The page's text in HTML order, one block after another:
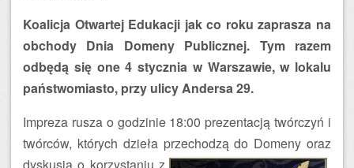
Koalicja Otwartej Edukacji jak co roku zaprasza na
obchody Dnia Domeny Publicznej. Tym razem
odbędą się one 4 stycznia w Warszawie, w lokalu
państwomiasto, przy ulicy Andersa 29.
Impreza rusza o godzinie 18:00 prezentacją twórczyń i
twórców, których dzieła przechodzą do Domeny oraz